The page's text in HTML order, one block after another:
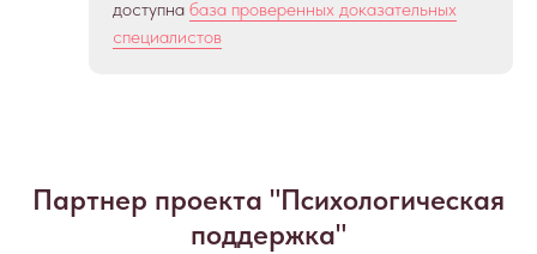
доступна база проверенных доказательных
специалистов
Партнер проекта "Психологическая
поддержка"